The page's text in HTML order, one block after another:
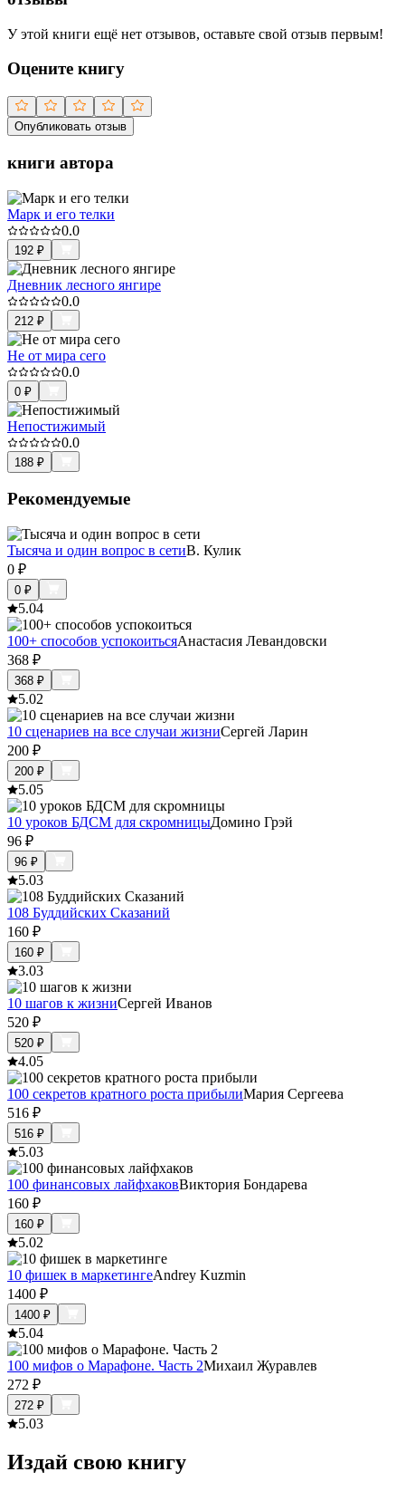
У этой книги ещё нет отзывов, оставьте свой отзыв первым!
Оцените книгу
Опубликовать отзыв
книги автора
Марк и его телки
0.0
192 ₽
Дневник лесного янгире
0.0
212 ₽
Не от мира сего
0.0
0 ₽
Непостижимый
0.0
188 ₽
Рекомендуемые
Тысяча и один вопрос в сетиВ. Кулик
0 ₽
0 ₽
5.04
100+ способов успокоитьсяАнастасия Левандовски
368 ₽
368 ₽
5.02
10 сценариев на все случаи жизниСергей Ларин
200 ₽
200 ₽
5.05
10 уроков БДСМ для скромницыДомино Грэй
96 ₽
96 ₽
5.03
108 Буддийских Сказаний
160 ₽
160 ₽
3.03
10 шагов к жизниСергей Иванов
520 ₽
520 ₽
4.05
100 секретов кратного роста прибылиМария Сергеева
516 ₽
516 ₽
5.03
100 финансовых лайфхаковВиктория Бондарева
160 ₽
160 ₽
5.02
10 фишек в маркетингеAndrey Kuzmin
1400 ₽
1400 ₽
5.04
100 мифов о Марафоне. Часть 2Михаил Журавлев
272 ₽
272 ₽
5.03
Издай свою книгу